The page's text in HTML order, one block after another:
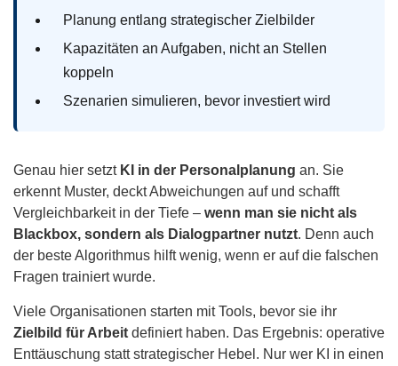
Planung entlang strategischer Zielbilder
Kapazitäten an Aufgaben, nicht an Stellen
koppeln
Szenarien simulieren, bevor investiert wird
Genau hier setzt KI in der Personalplanung an. Sie
erkennt Muster, deckt Abweichungen auf und schafft
Vergleichbarkeit in der Tiefe – wenn man sie nicht als
Blackbox, sondern als Dialogpartner nutzt. Denn auch
der beste Algorithmus hilft wenig, wenn er auf die falschen
Fragen trainiert wurde.
Viele Organisationen starten mit Tools, bevor sie ihr
Zielbild für Arbeit definiert haben. Das Ergebnis: operative
Enttäuschung statt strategischer Hebel. Nur wer KI in einen